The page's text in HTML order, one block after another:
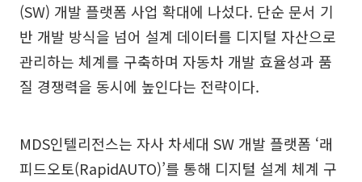
(SW) 개발 플랫폼 사업 확대에 나섰다. 단순 문서 기
반 개발 방식을 넘어 설계 데이터를 디지털 자산으로
관리하는 체계를 구축하며 자동차 개발 효율성과 품
질 경쟁력을 동시에 높인다는 전략이다.
MDS인텔리전스는 자사 차세대 SW 개발 플랫폼 ‘래
피드오토(RapidAUTO)’를 통해 디지털 설계 체계 구